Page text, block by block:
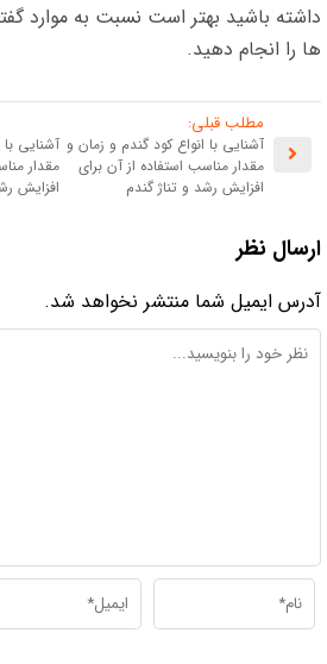
داشته باشید بهتر است نسبت به موارد
ها را انجام دهید.
مطلب قبلی:
آشنایی با انواع کود گندم و زمان و
مقدار مناسب استفاده از آن برای
افزایش رشد و تناژ گندم
آشنایی
مقدار
افزایش
ارسال نظر
آدرس ایمیل شما منتشر نخواهد شد.